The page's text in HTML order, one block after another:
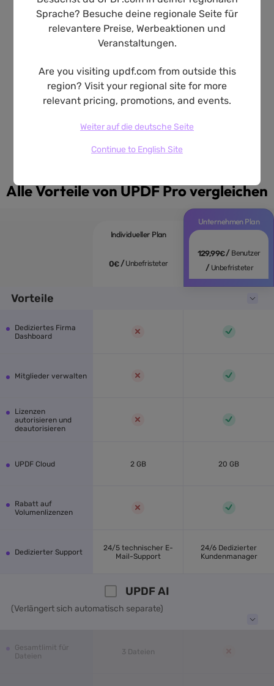
Sprache? Besuche deine regionale Seite für
relevantere Preise, Werbeaktionen und
Veranstaltungen.
Are you visiting updf.com from outside this
region? Visit your regional site for more
relevant pricing, promotions, and events.
Weiter auf die deutsche Seite
Continue to English Site
Exklusive Mengenrabatte
Budgetfreundliche Preise mit Rabatten, die sich nach
der Anzahl der Lizenzen richten, um die Kosten für
Unternehmen jeder Größe zu senken.
Alle Vorteile von UPDFProvergleichen
Individueller Plan
0€ / Unbefristeter
Unternehmen Plan
129,99€/ Benutzer
/ Unbefristeter
Vorteile
Dediziertes Firma
Dashboard
Mitglieder verwalten
Lizenzen
autorisieren und
deautorisieren
UPDF Cloud 2 GB 20 GB
Rabatt auf
Volumenlizenzen
Dedizierter Support
24/5 technischer E-
Mail-Support
24/6 Dedizierter
Kundenmanager
UPDF AI
(Verlängert sich automatisch separate)
Gesamtlimit für
Dateien
3 Dateien